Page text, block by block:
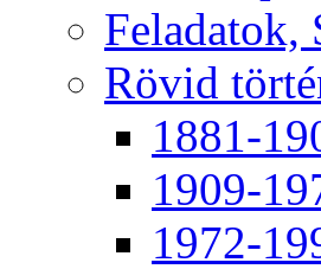
Fel­ada­tok,
Rö­vid
1881-
1909-
1972-